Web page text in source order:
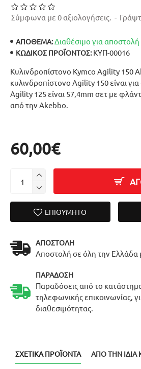
Κυλινδροπίστονο Kymco Agility 150
κυλινδροπίστονο Agility 150 είναι
Agility 125 είναι 57,4mm σετ με
από την Akebbo.
ΑΠΟΘΕΜΑ:Διαθέσιμο για αποστολή
ΚΩΔΙΚΌΣ ΠΡΟΪΌΝΤΟΣ: ΚΥΠ-00016
Σύμφωνα με 0 αξιολογήσεις. -
60,00€
ΕΠΙΘΥΜΗΤΌ
ΑΠΟΣΤΟΛΉ
Αποστολή σε όλη την Ελλάδα
ΠΑΡΆΔΟΣΗ
Παραδόσεις από το
τηλεφωνικής επικοινωνίας,
διαθεσιμότητας.
ΣΧΕΤΙΚΆ ΠΡΟΪΌΝΤΑ ΑΠΌ ΤΗΝ ΊΔΙΑ